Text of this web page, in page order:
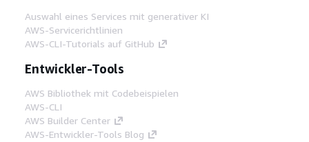
Auswahl eines Services mit generativer KI
AWS-Servicerichtlinien
AWS-CLI-Tutorials auf GitHub
Entwickler-Tools
AWS Bibliothek mit Codebeispielen
AWS-CLI
AWS Builder Center
AWS-Entwickler-Tools Blog